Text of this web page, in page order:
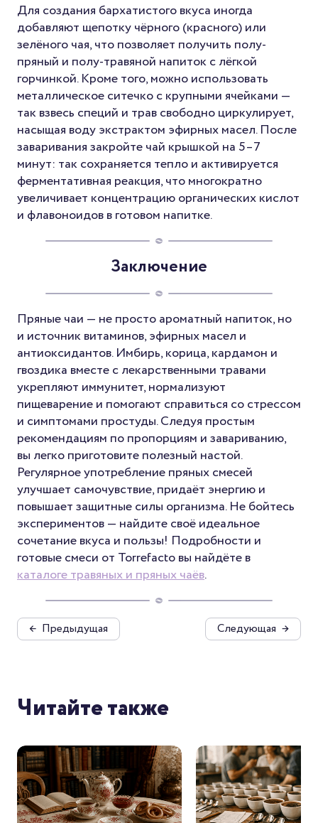
Для создания бархатистого вкуса иногда
добавляют щепотку чёрного (красного) или
зелёного чая, что позволяет получить полу-
пряный и полу-травяной напиток с лёгкой
горчинкой. Кроме того, можно использовать
металлическое ситечко с крупными ячейками —
так взвесь специй и трав свободно циркулирует,
насыщая воду экстрактом эфирных масел. После
заваривания закройте чай крышкой на 5–7
минут: так сохраняется тепло и активируется
ферментативная реакция, что многократно
увеличивает концентрацию органических кислот
и флавоноидов в готовом напитке.
Заключение
Пряные чаи — не просто ароматный напиток, но
и источник витаминов, эфирных масел и
антиоксидантов. Имбирь, корица, кардамон и
гвоздика вместе с лекарственными травами
укрепляют иммунитет, нормализуют
пищеварение и помогают справиться со стрессом
и симптомами простуды. Следуя простым
рекомендациям по пропорциям и завариванию,
вы легко приготовите полезный настой.
Регулярное употребление пряных смесей
улучшает самочувствие, придаёт энергию и
повышает защитные силы организма. Не бойтесь
экспериментов — найдите своё идеальное
сочетание вкуса и пользы! Подробности и
готовые смеси от Torrefacto вы найдёте в
каталоге травяных и пряных чаёв.
← Предыдущая Следующая →
Читайте также